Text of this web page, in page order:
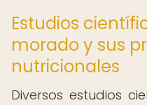
Estudios
morado y sus
nutricionales
Diversos estudios